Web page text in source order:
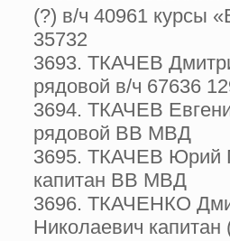
(?) в/ч 40961 курсы
35732
3693. ТКАЧЕВ
рядовой в/ч 67636
3694. ТКАЧЕВ
рядовой ВВ МВД
3695. ТКАЧЕВ Юрий
капитан ВВ МВД
3696. ТКАЧЕНКО
Николаевич капитан